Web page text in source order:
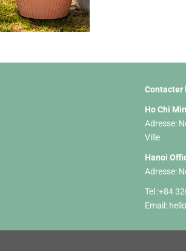
Contacter
Ho Chi
Adresse:
Ville
Hanoi
Adresse:
Tel :+84
Email: